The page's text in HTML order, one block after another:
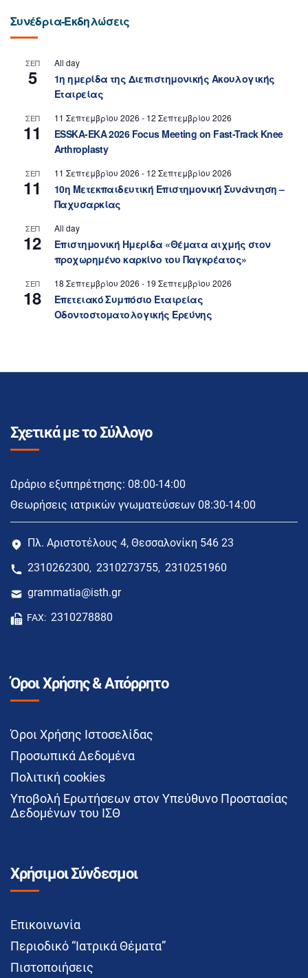
Συνέδρια-Εκδηλώσεις
ΣΕΠ
5
All day
1η ημερίδα της Διεπιστημονικής Ακουλογικής
Εταιρείας
ΣΕΠ
11
11 Σεπτεμβρίου 2026 - 12 Σεπτεμβρίου 2026
ESSKA-EKA 2026 Focus Meeting on Fast-Track Knee
Arthroplasty
ΣΕΠ
11
11 Σεπτεμβρίου 2026 - 12 Σεπτεμβρίου 2026
10η Μετεκπαιδευτική Επιστημονική Συνάντηση –
Παχυσαρκίας
ΣΕΠ
12
All day
Επιστημονική Ημερίδα «Θέματα αιχμής στον
προχωρημένο καρκίνο του Παγκρέατος»
ΣΕΠ
18
18 Σεπτεμβρίου 2026 - 19 Σεπτεμβρίου 2026
Επετειακό Συμπόσιο Εταιρείας
Οδοντοστοματολογικής Ερεύνης
Σχετικά με το Σύλλογο
Ωράριο εξυπηρέτησης: 08:00-14:00
Θεωρήσεις ιατρικών γνωματεύσεων 08:30-14:00
Πλ. Αριστοτέλους 4, Θεσσαλονίκη 546 23
2310262300, 2310273755, 2310251960
grammatia@isth.gr
FAX: 2310278880
Όροι Χρήσης & Απόρρητο
Όροι Χρήσης Ιστοσελίδας
Προσωπικά Δεδομένα
Πολιτική cookies
Υποβολή Ερωτήσεων στον Υπεύθυνο Προστασίας
Δεδομένων του ΙΣΘ
Χρήσιμοι Σύνδεσμοι
Επικοινωνία
Περιοδικό “Ιατρικά Θέματα”
Πιστοποιήσεις